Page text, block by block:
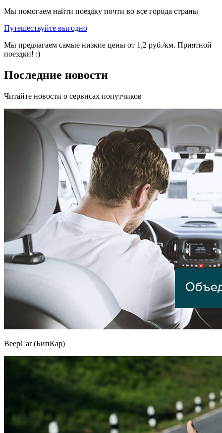
Мы помогаем найти поездку почти во все города страны
Путешествуйте выгодно
Мы предлагаем самые низкие цены от 1,2 руб./км. Приятной
поездки! :)
Последние новости
Читайте новости о сервисах попутчиков
BeepCar (БипКар)